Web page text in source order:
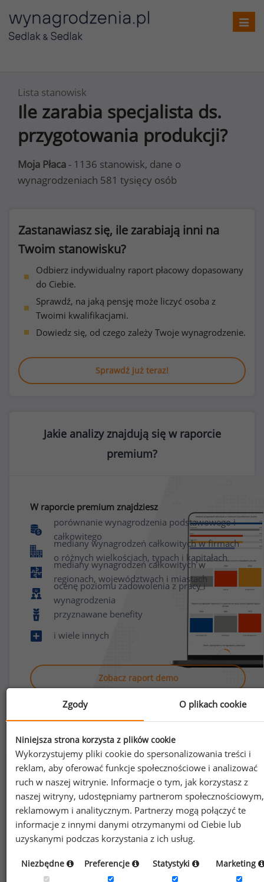
Lista stanowisk
Ile zarabia specjalista ds.
przygotowania produkcji?
Moja Płaca - 1136 stanowisk, dane o
wynagrodzeniach 581 tysięcy osób
Zastanawiasz się, ile zarabiają inni na
Twoim stanowisku?
Odbierz indywidualny raport płacowy dopasowany
do Ciebie.
Sprawdź, na jaką pensję może liczyć osoba z
Twoimi kwalifikacjami.
Dowiedz się, od czego zależy Twoje wynagrodzenie.
Sprawdź już teraz!
Jakie analizy znajdują się w raporcie
premium?
W raporcie premium znajdziesz
porównanie wynagrodzenia podstawowego i
całkowitego
mediany wynagrodzeń całkowitych w firmach
o różnych wielkościach, typach i kapitałach
mediany wynagrodzeń całkowitych w
regionach, województwach i miastach
ocenę poziomu zadowolenia z pracy i
wynagrodzenia
przyznawane benefity
i wiele innych
Zobacz raport demo
Jak uzyskać dostęp do raportu?
Zgody O plikach cookie
Niniejsza strona korzysta z plików cookie
Wykorzystujemy pliki cookie do spersonalizowania treści i
reklam, aby oferować funkcje społecznościowe i analizować
ruch w naszej witrynie. Informacje o tym, jak korzystasz z
naszej witryny, udostępniamy partnerom społecznościowym,
reklamowym i analitycznym. Partnerzy mogą połączyć te
informacje z innymi danymi otrzymanymi od Ciebie lub
uzyskanymi podczas korzystania z ich usług.
Niezbędne Preferencje Statystyki Marketing